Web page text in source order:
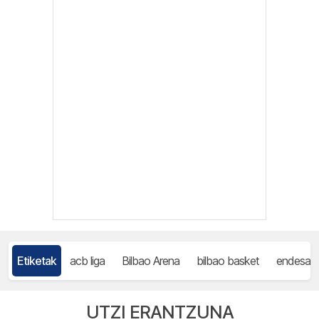
Etiketak acb liga Bilbao Arena bilbao basket endesa
UTZI ERANTZUNA